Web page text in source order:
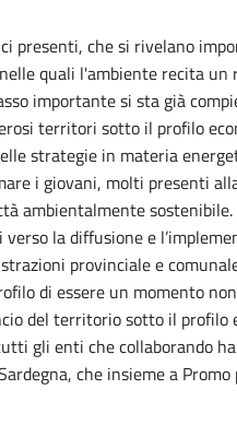
presenti, che si rivelano
quali l'ambiente recita un
importante si sta già
territori sotto il profilo
strategie in materia
i giovani, molti presenti
ambientalmente sostenibile.
la diffusione e
provinciale e
di essere un momento
del territorio sotto il profilo
gli enti che collaborando
che insieme a